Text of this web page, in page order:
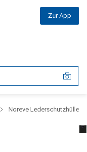
Zur App
Noreve Lederschutzhülle